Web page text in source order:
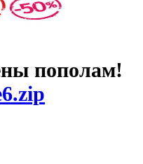
пополам!